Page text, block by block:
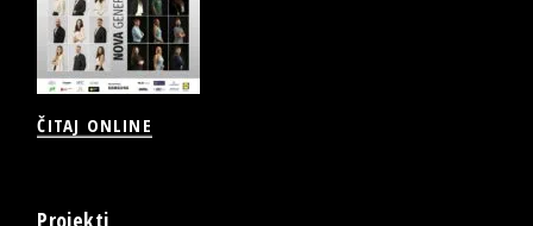
ČITAJ ONLINE
Projekti